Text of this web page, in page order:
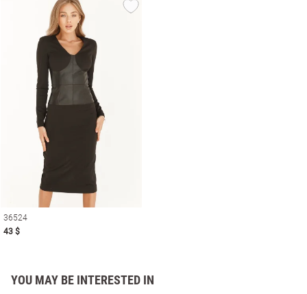
36524
43 $
YOU MAY BE INTERESTED IN